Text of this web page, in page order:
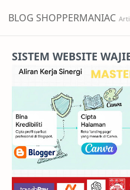
BLOG SHOPPERMANIAC
SISTEM WEBSITE